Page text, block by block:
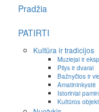
Pradžia
PATIRTI
Kultūra ir tradicijos
Muziejai ir
Pilys ir dvarai
Bažnyčios ir
Amatininkystė
Istoriniai
Kultūros